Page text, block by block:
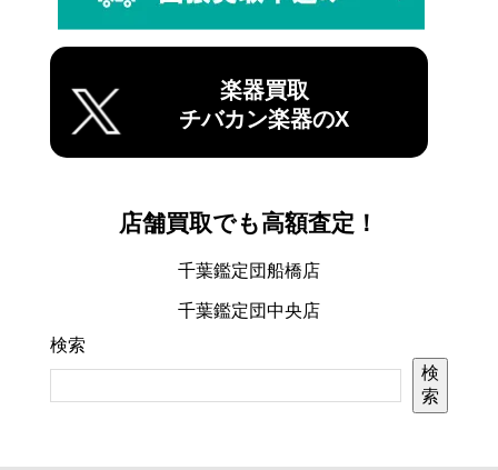
楽器買取
チバカン楽器のX
店舗買取でも高額査定！
千葉鑑定団船橋店
千葉鑑定団中央店
検索
検
索